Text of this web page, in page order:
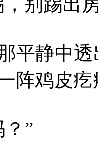
平静中透
阵鸡皮疙
”